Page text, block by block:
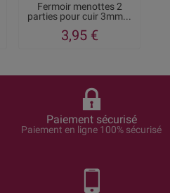
Fermoir menottes 2
parties pour cuir 3mm...
3,95 €
Paiement sécurisé
Paiement en ligne 100% sécurisé